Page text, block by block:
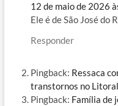
12 de maio de 2026
Ele é de São José do
Responder
Pingback: Ressaca
transtornos no
Pingback: Família de